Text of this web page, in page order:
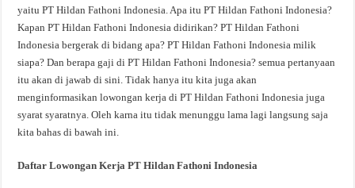
yaitu PT Hildan Fathoni Indonesia. Apa itu PT Hildan Fathoni Indonesia?
Kapan PT Hildan Fathoni Indonesia didirikan? PT Hildan Fathoni
Indonesia bergerak di bidang apa? PT Hildan Fathoni Indonesia milik
siapa? Dan berapa gaji di PT Hildan Fathoni Indonesia? semua pertanyaan
itu akan di jawab di sini. Tidak hanya itu kita juga akan
menginformasikan lowongan kerja di PT Hildan Fathoni Indonesia juga
syarat syaratnya. Oleh karna itu tidak menunggu lama lagi langsung saja
kita bahas di bawah ini.
Daftar Lowongan Kerja PT Hildan Fathoni Indonesia